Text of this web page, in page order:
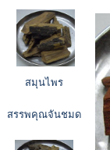
สมุนไพร
สรรพคุณจันชมด